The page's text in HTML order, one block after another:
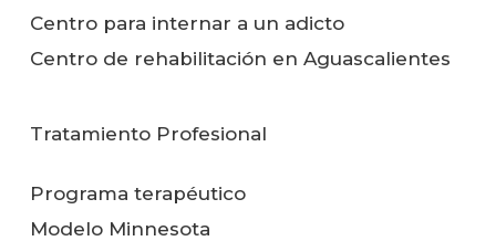
Centro para internar a un adicto
Centro de rehabilitación en Aguascalientes
Tratamiento Profesional
Programa terapéutico
Modelo Minnesota